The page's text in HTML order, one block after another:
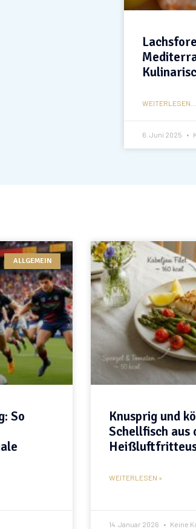
WEITERLESEN...
6. Juni 2025
ALLGEMEIN
So
Knusprig und
Schellfisch aus
WEITERLESEN »
14. Januar 2026 Keine